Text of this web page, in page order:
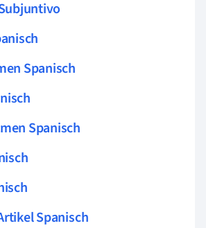
Spanisch
Spanisch
Spanisch